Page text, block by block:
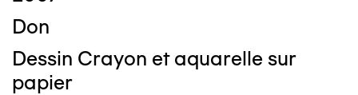
Don
Dessin Crayon et aquarelle sur
papier